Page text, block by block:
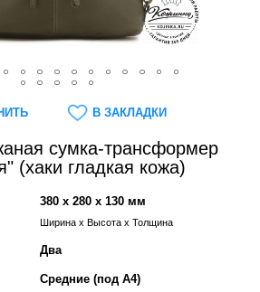
сумка-трансформер
(хаки гладкая кожа)
380 x 280 x 130 мм
Ширина x Высота x Толщина
Два
Средние (под А4)
В ЗАКЛАДКИ